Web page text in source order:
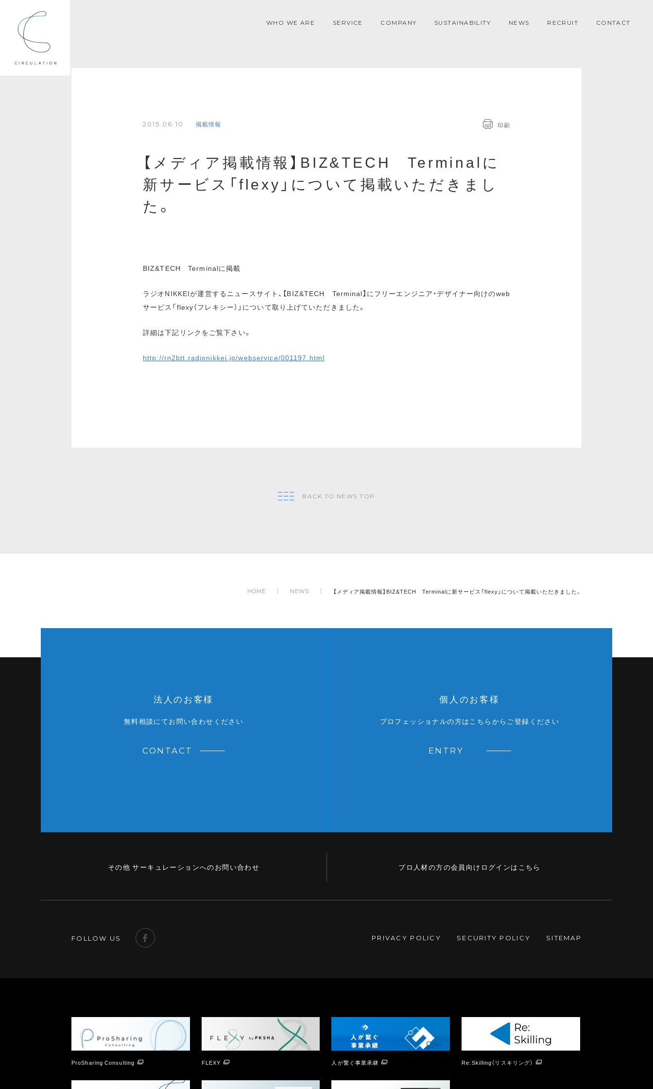
WHO WE ARE SERVICE COMPANY SUSTAINABILITY NEWS RECRUIT CONTACT
2015.06.10 掲載情報 印刷
【メディア掲載情報】BIZ&TECH Terminalに
新サービス「flexy」について掲載いただきまし
た。
BIZ&TECH Terminalに掲載
ラジオNIKKEIが運営するニュースサイト、【BIZ&TECH Terminal】にフリーエンジニア・デザイナー向けのweb
サービス「flexy（フレキシー）」について取り上げていただきました。
詳細は下記リンクをご覧下さい。
http://rn2btt.radionikkei.jp/webservice/001197.html
BACK TO NEWS TOP
HOME NEWS 【メディア掲載情報】BIZ&TECH Terminalに新サービス「flexy」について掲載いただきました。
法人のお客様
無料相談にてお問い合わせください
CONTACT
個人のお客様
プロフェッショナルの方はこちらからご登録ください
ENTRY
その他 サーキュレーションへのお問い合わせ プロ人材の方の会員向けログインはこちら
FOLLOW US PRIVACY POLICY SECURITY POLICY SITEMAP
ProSharing Consulting FLEXY 人が繋ぐ事業承継 Re:Skilling（リスキリング）